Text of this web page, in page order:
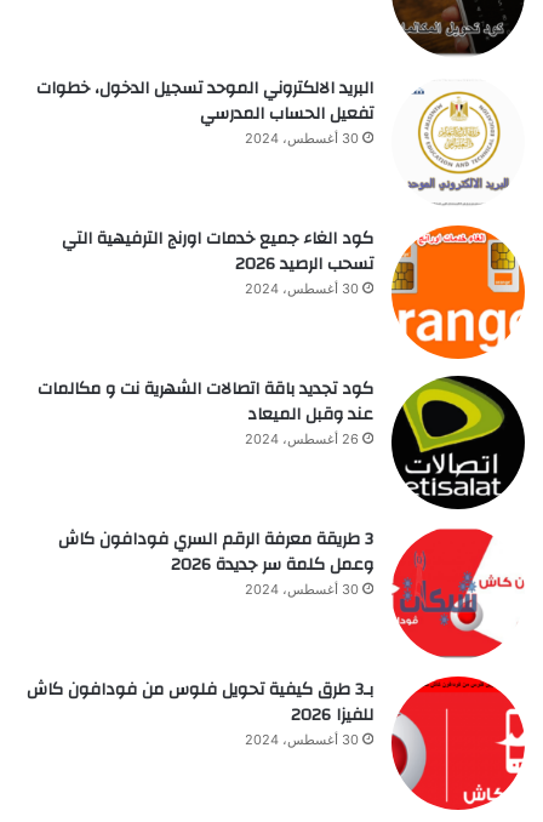
البريد الالكتروني الموحد تسجيل الدخول، خطوات
تفعيل الحساب المدرسي
30 أغسطس، 2024
كود الغاء جميع خدمات اورنج الترفيهية التي
تسحب الرصيد 2026
30 أغسطس، 2024
كود تجديد باقة اتصالات الشهرية نت و مكالمات
عند وقبل الميعاد
26 أغسطس، 2024
3 طريقة معرفة الرقم السري فودافون كاش
وعمل كلمة سر جديدة 2026
30 أغسطس، 2024
بـ3 طرق كيفية تحويل فلوس من فودافون كاش
للفيزا 2026
30 أغسطس، 2024